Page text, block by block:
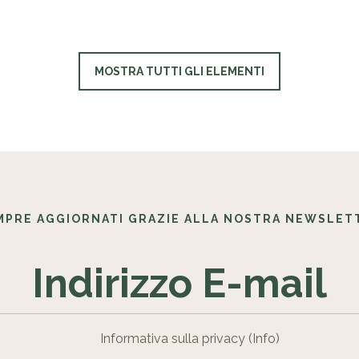
MOSTRA TUTTI GLI ELEMENTI
AGGIORNATI GRAZIE ALLA NOSTRA
Informativa sulla privacy (Info)